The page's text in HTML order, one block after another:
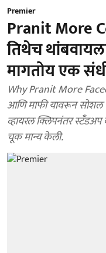
Premier
Pranit More
तिथेच
मागतोय एक
Why Pranit More
आणि माफी यावरून सोशल
व्हायरल क्लिपनंतर स्टँडअप
चूक मान्य केली.